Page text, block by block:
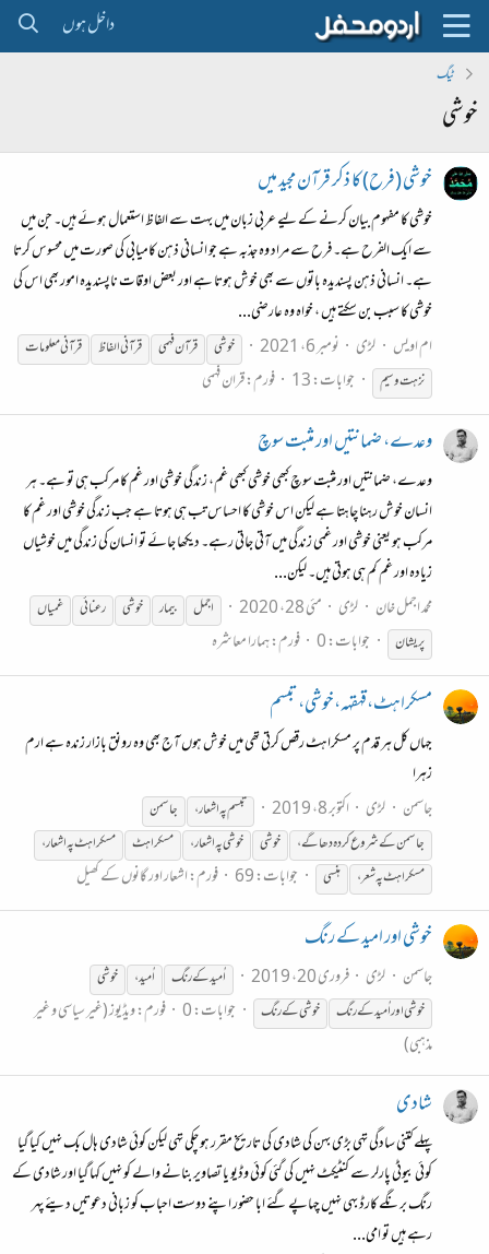
داخل ہوں
ٹیگ
خوشی
خوشی (فرح) کا ذکر قرآن مجید میں
خوشی کا مفہوم بیان کرنے کے لیے عربی زبان میں بہت سے الفاظ استعمال ہوئے ہیں۔ جن میں
سے ایک الفرح ہے۔ فرح سے مراد وہ جذبہ ہے جو انسانی ذہن کامیابی کی صورت میں محسوس کرتا
ہے۔ انسانی ذہن پسندیدہ باتوں سے بھی خوش ہوتا ہے اور بعض اوقات ناپسندیدہ امور بھی اس کی
خوشی کا سبب بن سکتے ہیں ، خواہ وہ عارضی...
ام اویس
لڑی نومبر 6، 2021 خوشی قرآن فہمی قرآنی الفاظ
قرآنی معلومات
نزہت وسیم
جوابات: 13 فورم:قران فہمی
وعدے، ضمانتیں اور مثبت سوچ
وعدے، ضمانتیں اور مثبت سوچ کبھی خوشی کبھی غم، زندگی خوشی اور غم کا مرکب ہی تو ہے۔ ہر
انسان خوش رہنا چاہتا ہے لیکن اس خوشی کا احساس تب ہی ہوتا ہے جب زندگی خوشی اور غم کا
مرکب ہو یعنی خوشی اور غمی زندگی میں آتی جاتی رہے۔ دیکھا جائے تو انسان کی زندگی میں خوشیاں
زیادہ اور غم کم ہی ہوتی ہیں۔ لیکن...
محمد اجمل خان
لڑی مئی 28، 2020 اجمل بیمار خوشی رعنائی
غمیاں
پریشان
جوابات: 0 فورم:ہمارا معاشرہ
مسکراہٹ،قہقہہ،خوشی،تبسم
جہاں کل ہر قدم پر مسکراہٹ رقص کرتی تھی میں خوش ہوں آج بھی وہ رونق بازار زندہ ہے ارم
زہرا
جاسمن
لڑی اکتوبر 8، 2019 تبسم پہ اشعار،
جاسمن
جاسمن کے شروع کردہ دھاگے،
خوشی خوشیپہ اشعار، مسکراہٹ
مسکراہٹ پہ اشعار،
مسکراہٹ پہ شعر،
ہنسی جوابات: 69 فورم:اشعار اور گانوں کے کھیل
خوشی اور امید کے رنگ
جاسمن لڑی فروری 20، 2019 اُمید کے رنگ اُمید،
خوشی
خوشیاور اُمید کے رنگ خوشیکے رنگ جوابات: 0 فورم:ویڈیوز (غیر سیاسی و غیر
مذہبی)
شادی
پہلے کتنی سادگی تهی بڑی بہن کی شادی کی تاریخ مقرر ہو چکی تهی لیکن کوئی شادی ہال بک نہیں کیا گیا
کوئی بیوٹی پارلر سے کنٹیکٹ نہیں کی گئی کوئی وڈیو یا تصاویر بنانے والے کو نہیں کہا گیا اور شادی کے
رنگ برنگے کارڈ بهی نہیں چهاپے گئے ابا حضور اپنے دوست احباب کو زبانی دعوتیں دیئے پهر
رہے ہیں تو امی...